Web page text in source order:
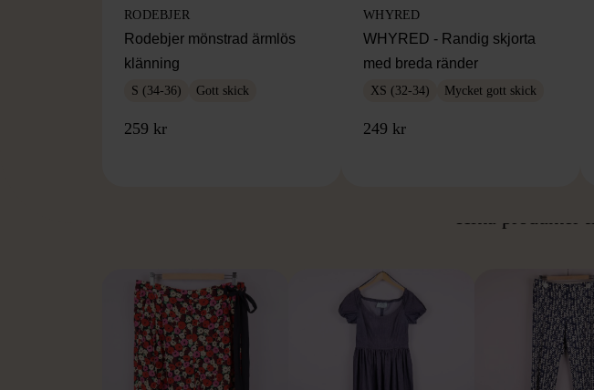
RODEBJER
Rodebjer mönstrad ärmlös
klänning
S (34-36) Gott skick
259 kr
WHYRED
WHYRED - Randig skjorta
med breda ränder
XS (32-34) Mycket gott skick
249 kr